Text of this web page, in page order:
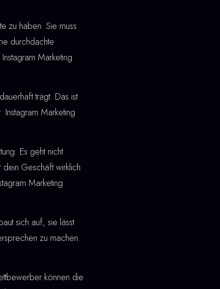
zu haben. Sie muss
durchdachte
Marketing
trägt. Das ist
Marketing
Es geht nicht
Geschäft wirklich
Marketing
sich auf, sie lässt
zu machen.
können die